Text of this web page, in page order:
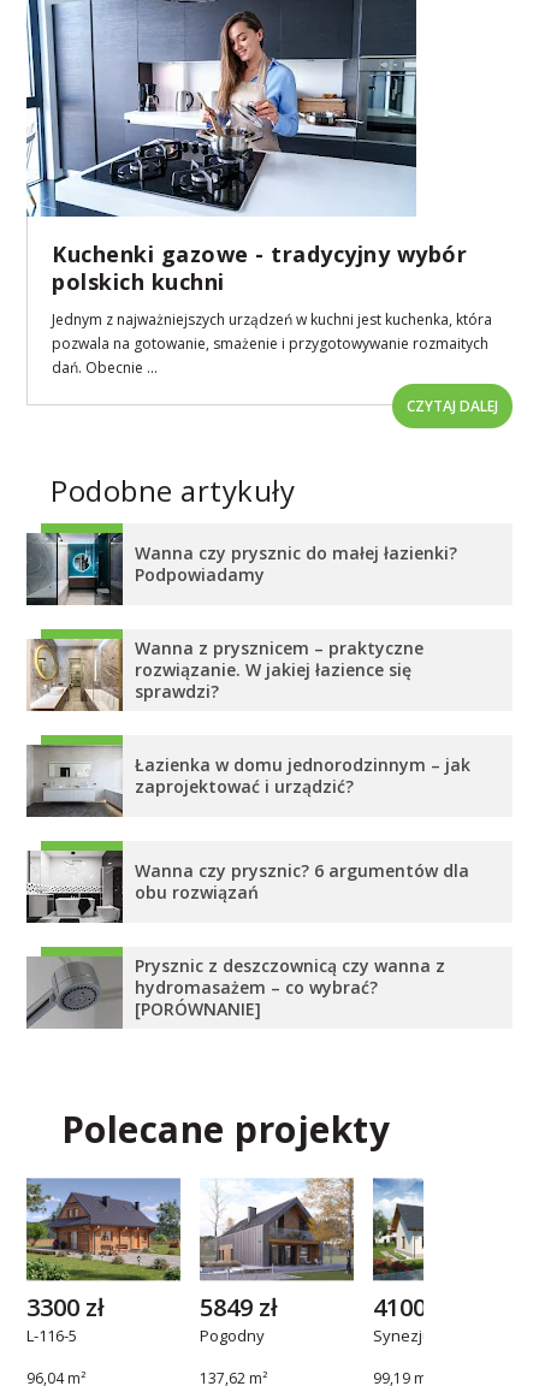
Kuchenki gazowe - tradycyjny wybór
polskich kuchni
Jednym z najważniejszych urządzeń w kuchni jest kuchenka, która
pozwala na gotowanie, smażenie i przygotowywanie rozmaitych
dań. Obecnie ...
CZYTAJ DALEJ
Podobne artykuły
Wanna czy prysznic do małej łazienki?
Podpowiadamy
Wanna z prysznicem – praktyczne
rozwiązanie. W jakiej łazience się
sprawdzi?
Łazienka w domu jednorodzinnym – jak
zaprojektować i urządzić?
Wanna czy prysznic? 6 argumentów dla
obu rozwiązań
Prysznic z deszczownicą czy wanna z
hydromasażem – co wybrać?
[PORÓWNANIE]
Polecane projekty
L-116-5
96,04 m²
3300 zł
Pogodny
137,62 m²
5849 zł
Synezjusz PS
99,19 m²
4100 zł